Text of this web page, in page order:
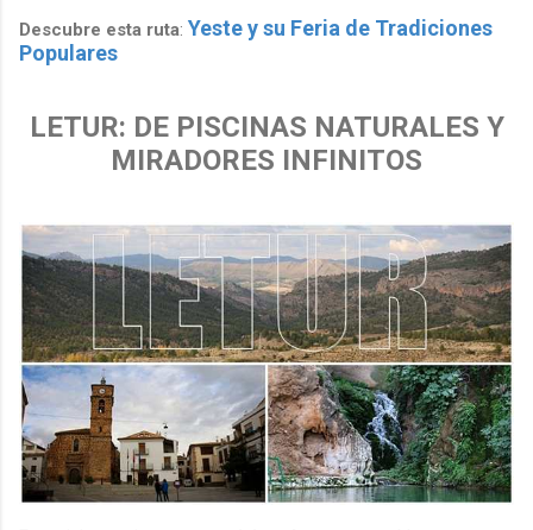
Descubre esta ruta: Yeste y su Feria de Tradiciones
Populares
LETUR: DE PISCINAS NATURALES Y
MIRADORES INFINITOS